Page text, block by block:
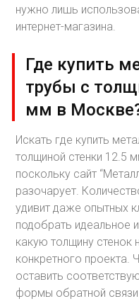
нужно лишь
интернет-магазина.
Где купить
трубы с
мм в
Искать где купить
толщиной стенки 12.5
поскольку сайт
разочарует.
удивит даже опытных
подобрать идеальное
какую толщину стенок
конкретного проекта.
оставить
формы обратной связи